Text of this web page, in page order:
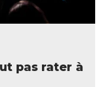
pas rater à